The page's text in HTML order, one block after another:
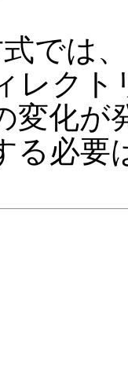
では
レク
変化が
る必要